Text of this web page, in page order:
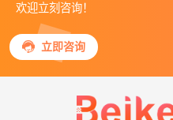
欢迎立刻咨询！
 立即咨询